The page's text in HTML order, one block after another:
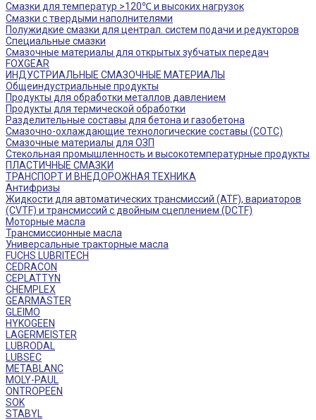
Смазки для температур >120℃ и высоких нагрузок
Смазки с твердыми наполнителями
Полужидкие смазки для централ. систем подачи и редукторов
Специальные смазки
Смазочные материалы для открытых зубчатых передач
FOXGEAR
ИНДУСТРИАЛЬНЫЕ СМАЗОЧНЫЕ МАТЕРИАЛЫ
Общеиндустриальные продукты
Продукты для обработки металлов давлением
Продукты для термической обработки
Разделительные составы для бетона и газобетона
Смазочно-охлаждающие технологические составы (СОТС)
Смазочные материалы для ОЗП
Стекольная промышленность и высокотемпературные продукты
ПЛАСТИЧНЫЕ СМАЗКИ
ТРАНСПОРТ И ВНЕДОРОЖНАЯ ТЕХНИКА
Антифризы
Жидкости для автоматических трансмиссий (ATF), вариаторов
(CVTF) и трансмиссий с двойным сцеплением (DCTF)
Моторные масла
Трансмиссионные масла
Универсальные тракторные масла
FUCHS LUBRITECH
CEDRACON
CEPLATTYN
CHEMPLEX
GEARMASTER
GLEIMO
HYKOGEEN
LAGERMEISTER
LUBRODAL
LUBSEC
METABLANC
MOLY-PAUL
ONTROPEEN
SOK
STABYL